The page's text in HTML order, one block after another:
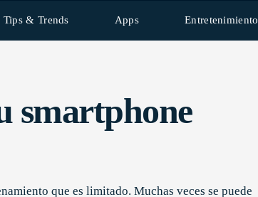
Tips & Trends Apps Entretenimiento
smartphone
que es limitado. Muchas veces se puede